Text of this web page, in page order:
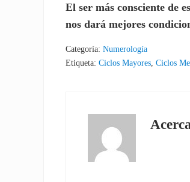
El ser más consciente de
nos dará mejores
Categoría:Numerología
Etiqueta:Ciclos Mayores ,Ciclos